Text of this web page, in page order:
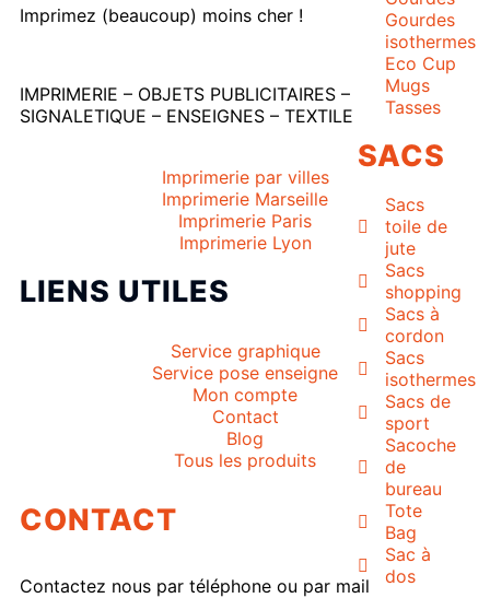
Gourdes
isothermes
Eco Cup
Mugs
Tasses
SACS
Sacs
toile de
jute
Sacs
shopping
Sacs à
cordon
Sacs
isothermes
Sacs de
sport
Sacoche
de
bureau
Tote
Bag
Sac à
dos
Imprimez (beaucoup) moins cher !
IMPRIMERIE – OBJETS PUBLICITAIRES –
SIGNALETIQUE – ENSEIGNES – TEXTILE
Imprimerie par villes
Imprimerie Marseille
Imprimerie Paris
Imprimerie Lyon
LIENS UTILES
Service graphique
Service pose enseigne
Mon compte
Contact
Blog
Tous les produits
CONTACT
Contactez nous par téléphone ou par mail